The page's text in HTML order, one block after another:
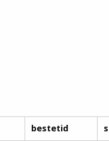
bestetid